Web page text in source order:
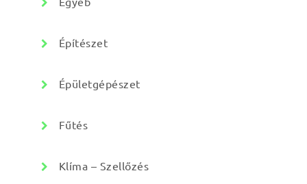
Építészet
Épületgépészet
Fűtés
Klíma – Szellőzés